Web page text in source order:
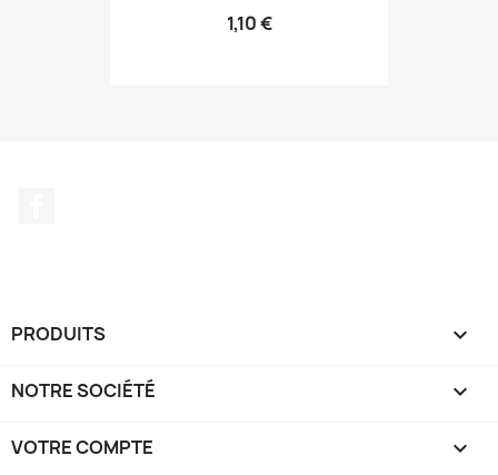
1,10 €
PRODUITS 
NOTRE SOCIÉTÉ 
VOTRE COMPTE 